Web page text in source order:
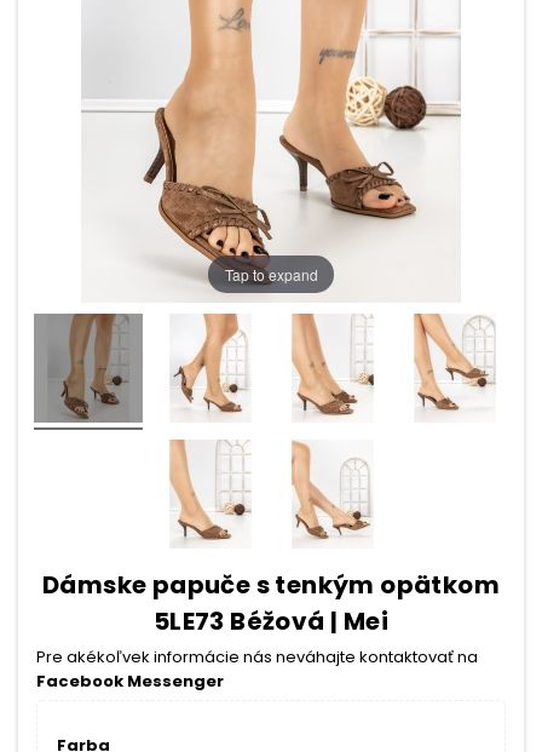
Tap to expand
Dámske papuče s tenkým opätkom
5LE73 Béžová | Mei
Pre akékoľvek informácie nás neváhajte kontaktovať na
Facebook Messenger
Farba